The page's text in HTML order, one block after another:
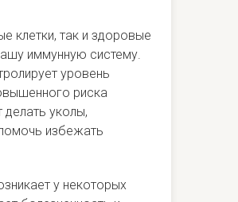
клетки, так и здоровые
иммунную систему.
уровень
риска
уколы,
избежать
у некоторых